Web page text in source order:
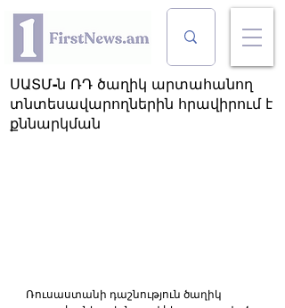
ՍԱՏՄ-ն ՌԴ ծաղիկ արտահանող
տնտեսավարողներին հրավիրում է
քննարկման
Ռուսաստանի դաշնություն ծաղիկ